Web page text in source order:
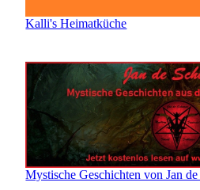
Kalli's Heimatküche
Mystische Geschichten von Jan